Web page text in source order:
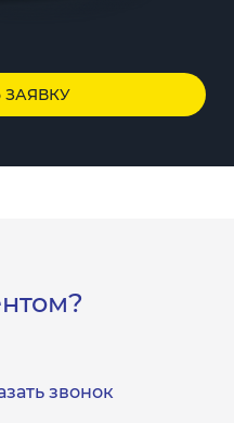
ЗАЯВКУ
звонок